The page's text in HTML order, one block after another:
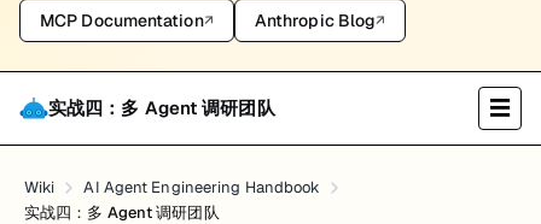
1. 为什么用 CrewAI？
这里选 CrewAI，不是因为它一定最强，而是因为它很适合展示“角色
pip install crewai crewai-tools
2. 定义 Agents
MCP Documentation↗ Anthropic Blog↗
实战四：多 Agent 调研团队 ☰
Wiki
AI Agent Engineering Handbook
实战四：多 Agent 调研团队